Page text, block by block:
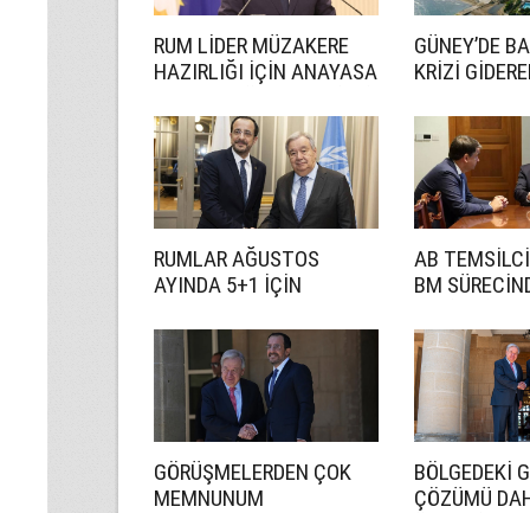
RUM LİDER MÜZAKERE
HAZIRLIĞI İÇİN ANAYASA
GÜNEY’DE
KRİZİ
RUMLAR AĞUSTOS
AYINDA 5+1 İÇİN
AB
BM
İSTİYORUZ
GÖRÜŞMELERDEN ÇOK
MEMNUNUM
BÖLGEDEKİ
ÇÖZÜMÜ